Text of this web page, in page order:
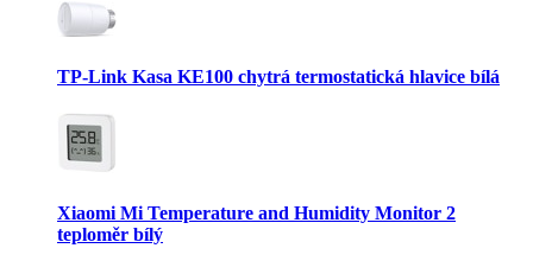
TP-Link Kasa KE100 chytrá termostatická hlavice bílá
Xiaomi Mi Temperature and Humidity Monitor 2
teploměr bílý